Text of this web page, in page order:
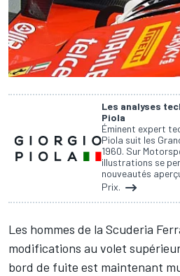
Les analyses
Piola
Éminent expert
Piola suit les
1960. Sur
illustrations se
nouveautés
Prix.
Les hommes de la Scuderia
modifications au volet
bord de fuite est maintenant